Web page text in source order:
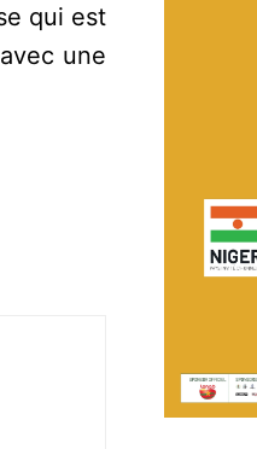
qui est
une